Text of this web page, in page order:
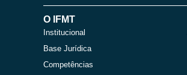
O IFMT
Institucional
Base Jurídica
Competências